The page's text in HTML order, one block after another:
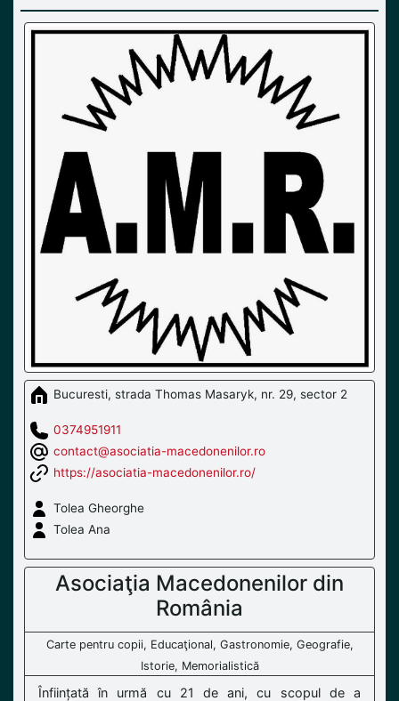
Bucuresti, strada Thomas Masaryk, nr. 29, sector 2
0374951911
contact@asociatia-macedonenilor.ro
https://asociatia-macedonenilor.ro/
Tolea Gheorghe
Tolea Ana
Asociaţia Macedonenilor din
România
Carte pentru copii, Educaţional, Gastronomie, Geografie,
Istorie, Memorialistică
Înființată în urmă cu 21 de ani, cu scopul de a